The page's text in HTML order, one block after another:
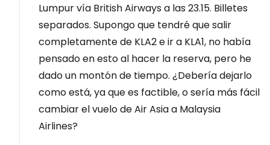
Lumpur vía British Airways a las 23.15. Billetes
separados. Supongo que tendré que salir
completamente de KLA2 e ir a KLA1, no había
pensado en esto al hacer la reserva, pero he
dado un montón de tiempo. ¿Debería dejarlo
como está, ya que es factible, o sería más fácil
cambiar el vuelo de Air Asia a Malaysia
Airlines?